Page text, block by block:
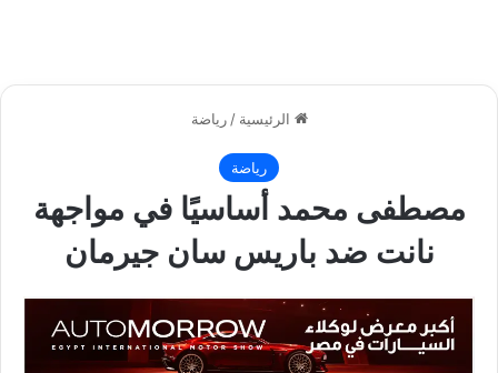
الرئيسية / رياضة
رياضة
مصطفى محمد أساسيًا في مواجهة
نانت ضد باريس سان جيرمان